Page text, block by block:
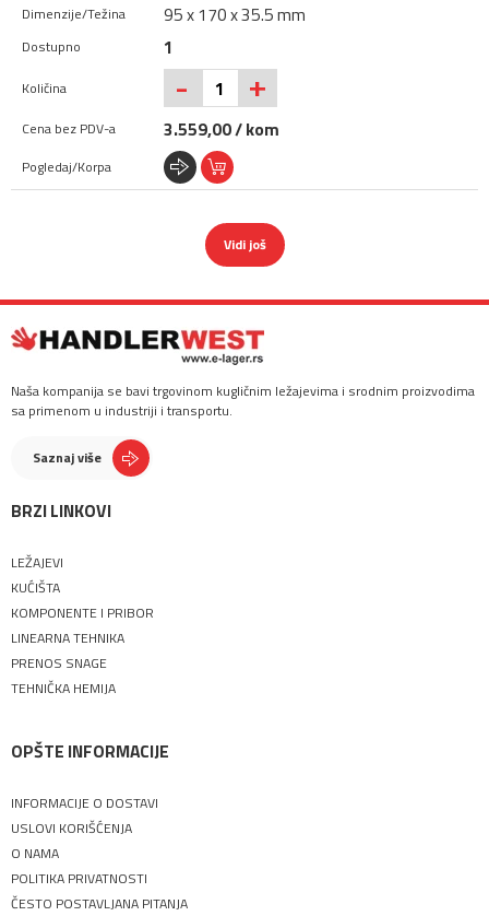
95 x 170 x 35.5 mm
1
- +
3.559,00 / kom
Vidi još
Naša kompanija se bavi trgovinom kugličnim ležajevima i srodnim proizvodima
sa primenom u industriji i transportu.
Saznaj više
BRZI LINKOVI
LEŽAJEVI
KUĆIŠTA
KOMPONENTE I PRIBOR
LINEARNA TEHNIKA
PRENOS SNAGE
TEHNIČKA HEMIJA
OPŠTE INFORMACIJE
INFORMACIJE O DOSTAVI
USLOVI KORIŠĆENJA
O NAMA
POLITIKA PRIVATNOSTI
ČESTO POSTAVLJANA PITANJA